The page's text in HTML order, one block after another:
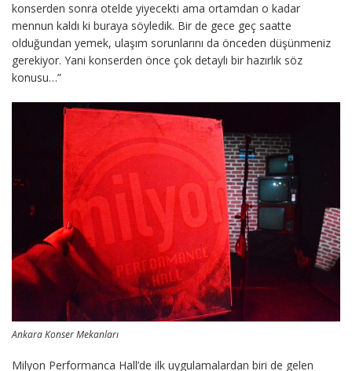
konserden sonra otelde yiyecekti ama ortamdan o kadar
mennun kaldı ki buraya söyledik. Bir de gece geç saatte
olduğundan yemek, ulaşım sorunlarını da önceden düşünmeniz
gerekiyor. Yani konserden önce çok detaylı bir hazırlık söz
konusu…”
Ankara Konser Mekanları
Milyon Performanca Hall’de ilk uygulamalardan biri de gelen